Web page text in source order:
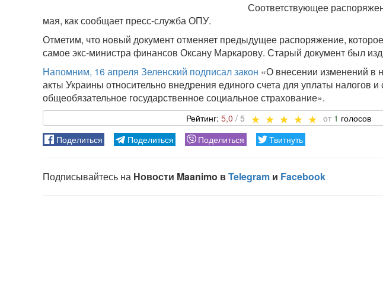
Соответствующее
мая, как сообщает пресс-служба ОПУ.
Отметим, что новый документ отменяет предыдущее распоряжение,
самое экс-министра финансов Оксану Маркарову. Старый документ был
Напомним, 16 апреля Зеленский подписал закон «О внесении изменений в
акты Украины относительно внедрения единого счета для уплаты налогов
общеобязательное государственное социальное страхование».
5,0 1